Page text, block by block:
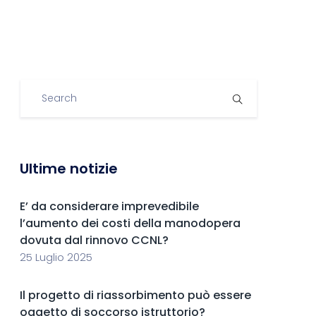
Ultime notizie
E’ da considerare imprevedibile
l’aumento dei costi della manodopera
dovuta dal rinnovo CCNL?
25 Luglio 2025
Il progetto di riassorbimento può essere
oggetto di soccorso istruttorio?